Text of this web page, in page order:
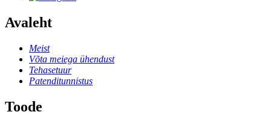
Avaleht
Meist
Võta meiega ühendust
Tehasetuur
Patenditunnistus
Toode